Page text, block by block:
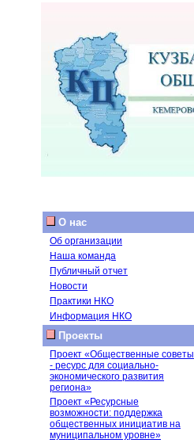
О нас
Об организации
Наша команда
Публичный отчет
Новости
Практики НКО
Информация НКО
Проекты
Проект «Общественные советы
- ресурс для социально-
экономического развития
региона»
Проект «Ресурсные
возможности: поддержка
общественных инициатив на
муниципальном уровне»